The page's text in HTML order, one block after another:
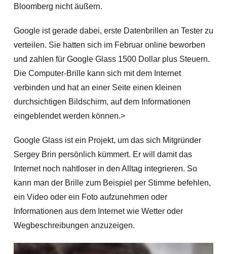
Bloomberg nicht äußern.
Google ist gerade dabei, erste Datenbrillen an Tester zu
verteilen. Sie hatten sich im Februar online beworben
und zahlen für Google Glass 1500 Dollar plus Steuern.
Die Computer-Brille kann sich mit dem Internet
verbinden und hat an einer Seite einen kleinen
durchsichtigen Bildschirm, auf dem Informationen
eingeblendet werden können.>
Google Glass ist ein Projekt, um das sich Mitgründer
Sergey Brin persönlich kümmert. Er will damit das
Internet noch nahtloser in den Alltag integrieren. So
kann man der Brille zum Beispiel per Stimme befehlen,
ein Video oder ein Foto aufzunehmen oder
Informationen aus dem Internet wie Wetter oder
Wegbeschreibungen anzuzeigen.